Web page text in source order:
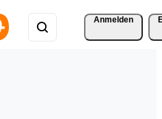
Anmelden